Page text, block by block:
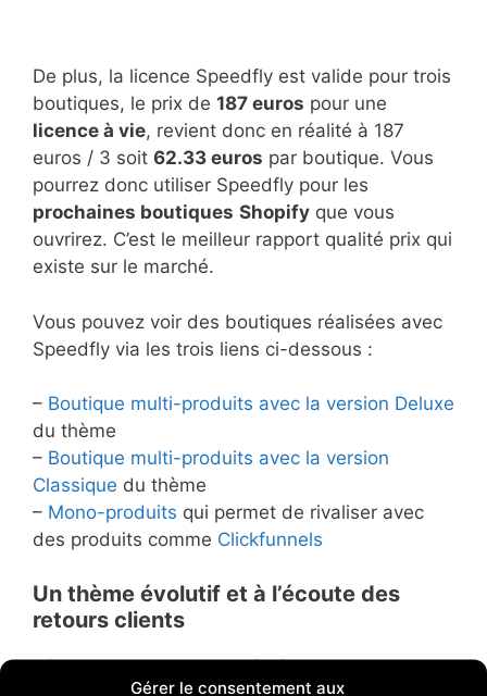
Gérer le consentement aux
De plus, la licence Speedfly est valide pour trois
boutiques, le prix de 187 euros pour une
licence à vie, revient donc en réalité à 187
euros / 3 soit 62.33 euros par boutique. Vous
pourrez donc utiliser Speedfly pour les
prochaines boutiques Shopify que vous
ouvrirez. C’est le meilleur rapport qualité prix qui
existe sur le marché.
Vous pouvez voir des boutiques réalisées avec
Speedfly via les trois liens ci-dessous :
– Boutique multi-produits avec la version Deluxe
du thème
– Boutique multi-produits avec la version
Classique du thème
– Mono-produits qui permet de rivaliser avec
des produits comme Clickfunnels
Un thème évolutif et à l’écoute des
retours clients